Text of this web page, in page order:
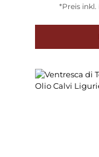
*Preis inkl.